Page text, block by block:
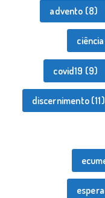
advento (8)
ciência
covid19 (9)
discernimento(11)